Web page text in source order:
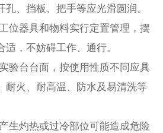
、挡板、把手等应光滑圆润。
位器具和物料实行定置管理，摆
，不妨碍工作、通行。
验台台面，按使用性质不同应具
耐火、耐高温、防水及易清洗等
生灼热或过冷部位可能造成危险